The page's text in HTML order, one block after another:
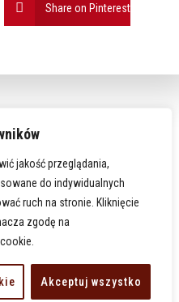
jakość przeglądania,
do indywidualnych
ruch na stronie. Kliknięcie
zgodę na
Akceptuj wszystko
Share on Pinterest